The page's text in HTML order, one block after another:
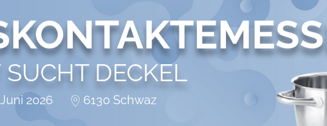
SUCHT DECKEL
2026 6130 Schwaz